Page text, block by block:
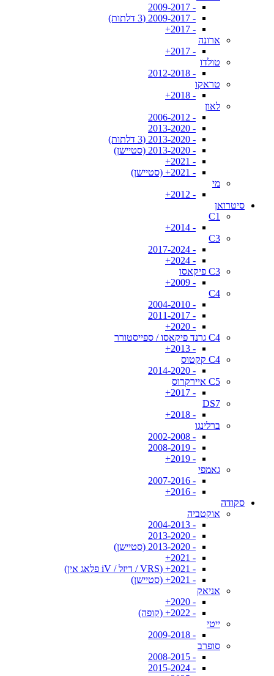
- 2009-2017
- 2009-2017 (3 דלתות)
- 2017+
ארונה
- 2017+
טולדו
- 2012-2018
טראקו
- 2018+
לאון
- 2006-2012
- 2013-2020
- 2013-2020 (3 דלתות)
- 2013-2020 (סטיישן)
- 2021+
- 2021+ (סטיישן)
מי
- 2012+
סיטרואן
C1
- 2014+
C3
- 2017-2024
- 2024+
C3 פיקאסו
- 2009+
C4
- 2004-2010
- 2011-2017
- 2020+
C4 גרנד פיקאסו / ספייסטורר
- 2013+
C4 קקטוס
- 2014-2020
C5 איירקרוס
- 2017+
DS7
- 2018+
ברלינגו
- 2002-2008
- 2008-2019
- 2019+
גאמפי
- 2007-2016
- 2016+
סקודה
אוקטביה
- 2004-2013
- 2013-2020
- 2013-2020 (סטיישן)
- 2021+
- 2021+ (VRS / דיזל / iV פלאג אין)
- 2021+ (סטיישן)
אניאק
- 2020+
- 2022+ (קופה)
ייטי
- 2009-2018
סופרב
- 2008-2015
- 2015-2024